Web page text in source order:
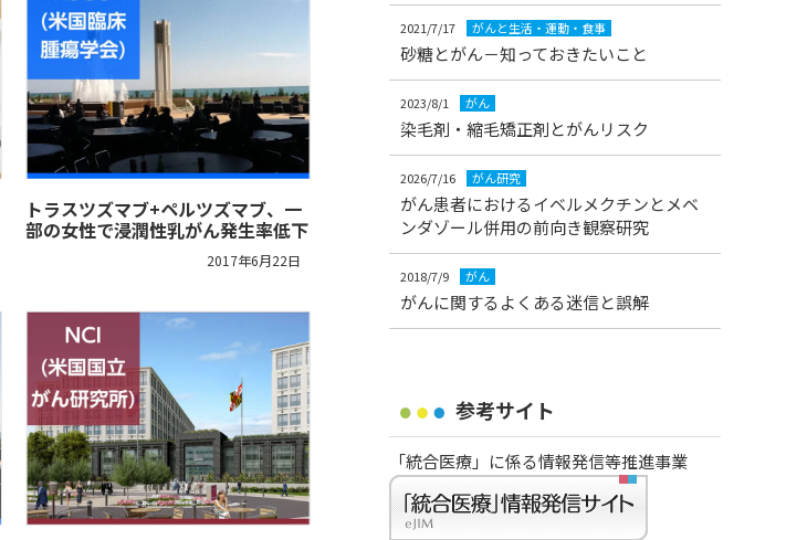
トラスツズマブ+ペルツズマブ、一
部の女性で浸潤性乳がん発生率低下
2017年6月22日
2021/7/17 がんと生活・運動・食事
砂糖とがん－知っておきたいこと
2023/8/1 がん
染毛剤・縮毛矯正剤とがんリスク
2026/7/16 がん研究
がん患者におけるイベルメクチンとメベ
ンダゾール併用の前向き観察研究
2018/7/9 がん
がんに関するよくある迷信と誤解
参考サイト
「統合医療」に係る情報発信等推進事業